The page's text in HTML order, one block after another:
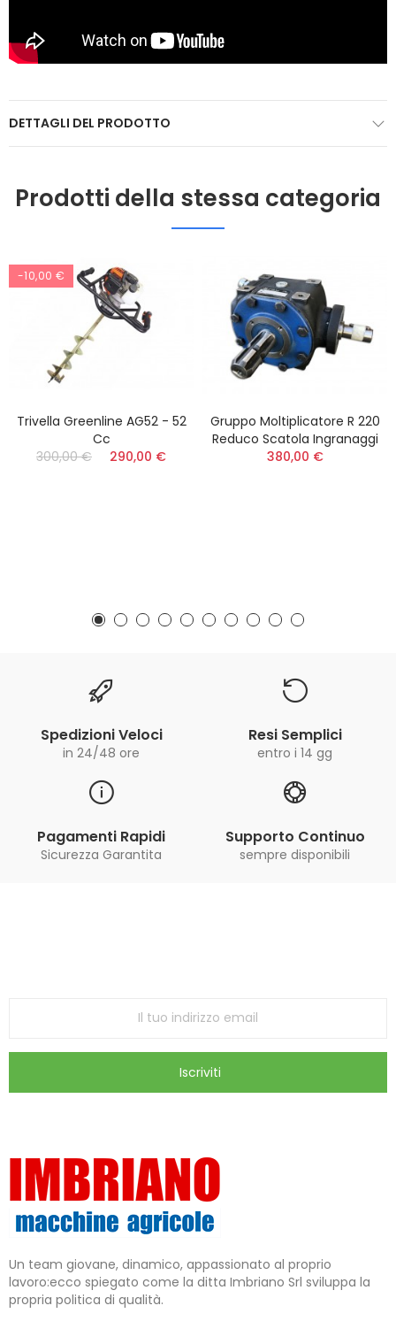
DETTAGLI DEL PRODOTTO
Prodotti della stessa categoria
-10,00 €
Trivella Greenline AG52 - 52
Cc
300,00 €
290,00 €
Gruppo Moltiplicatore R 220
Reduco Scatola Ingranaggi
380,00 €
Spedizioni Veloci
in 24/48 ore
Resi Semplici
entro i 14 gg
Pagamenti Rapidi
Sicurezza Garantita
Supporto Continuo
sempre disponibili
Iscriviti
Un team giovane, dinamico, appassionato al proprio
lavoro:ecco spiegato come la ditta Imbriano Srl sviluppa la
propria politica di qualità.